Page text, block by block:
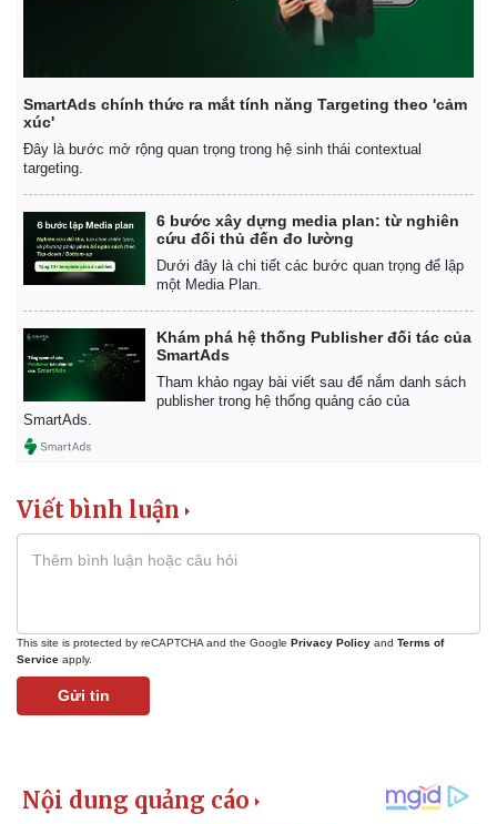
Bất động sản
SmartAds chính thức ra mắt tính năng Targeting theo 'cảm
xúc'
Đây là bước mở rộng quan trọng trong hệ sinh thái contextual
targeting.
6 bước xây dựng media plan: từ nghiên
cứu đối thủ đến đo lường
Dưới đây là chi tiết các bước quan trọng để lập
một Media Plan.
Khám phá hệ thống Publisher đối tác của
SmartAds
Tham khảo ngay bài viết sau để nắm danh sách
publisher trong hệ thống quảng cáo của
SmartAds.
Viết bình luận
This site is protected by reCAPTCHA and the Google Privacy Policy and Terms of
Service apply.
Gửi tin